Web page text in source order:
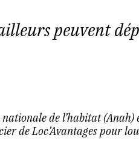
peuvent
de l’habitat (Anah)
de Loc’Avantages pour